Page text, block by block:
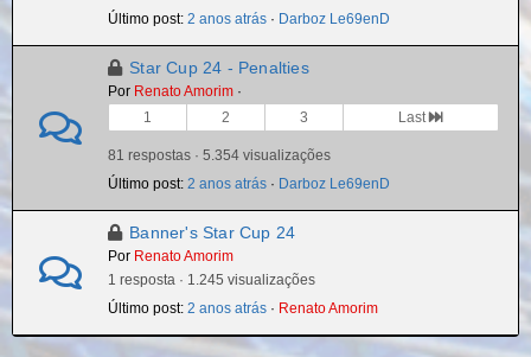
Último post: 2 anos atrás · Darboz Le69enD
Star Cup 24 - Penalties
Por Renato Amorim ·
1
2 3 Last
81 respostas · 5.354 visualizações
Último post: 2 anos atrás · Darboz Le69enD
Banner's Star Cup 24
Por Renato Amorim
1 resposta · 1.245 visualizações
Último post: 2 anos atrás · Renato Amorim